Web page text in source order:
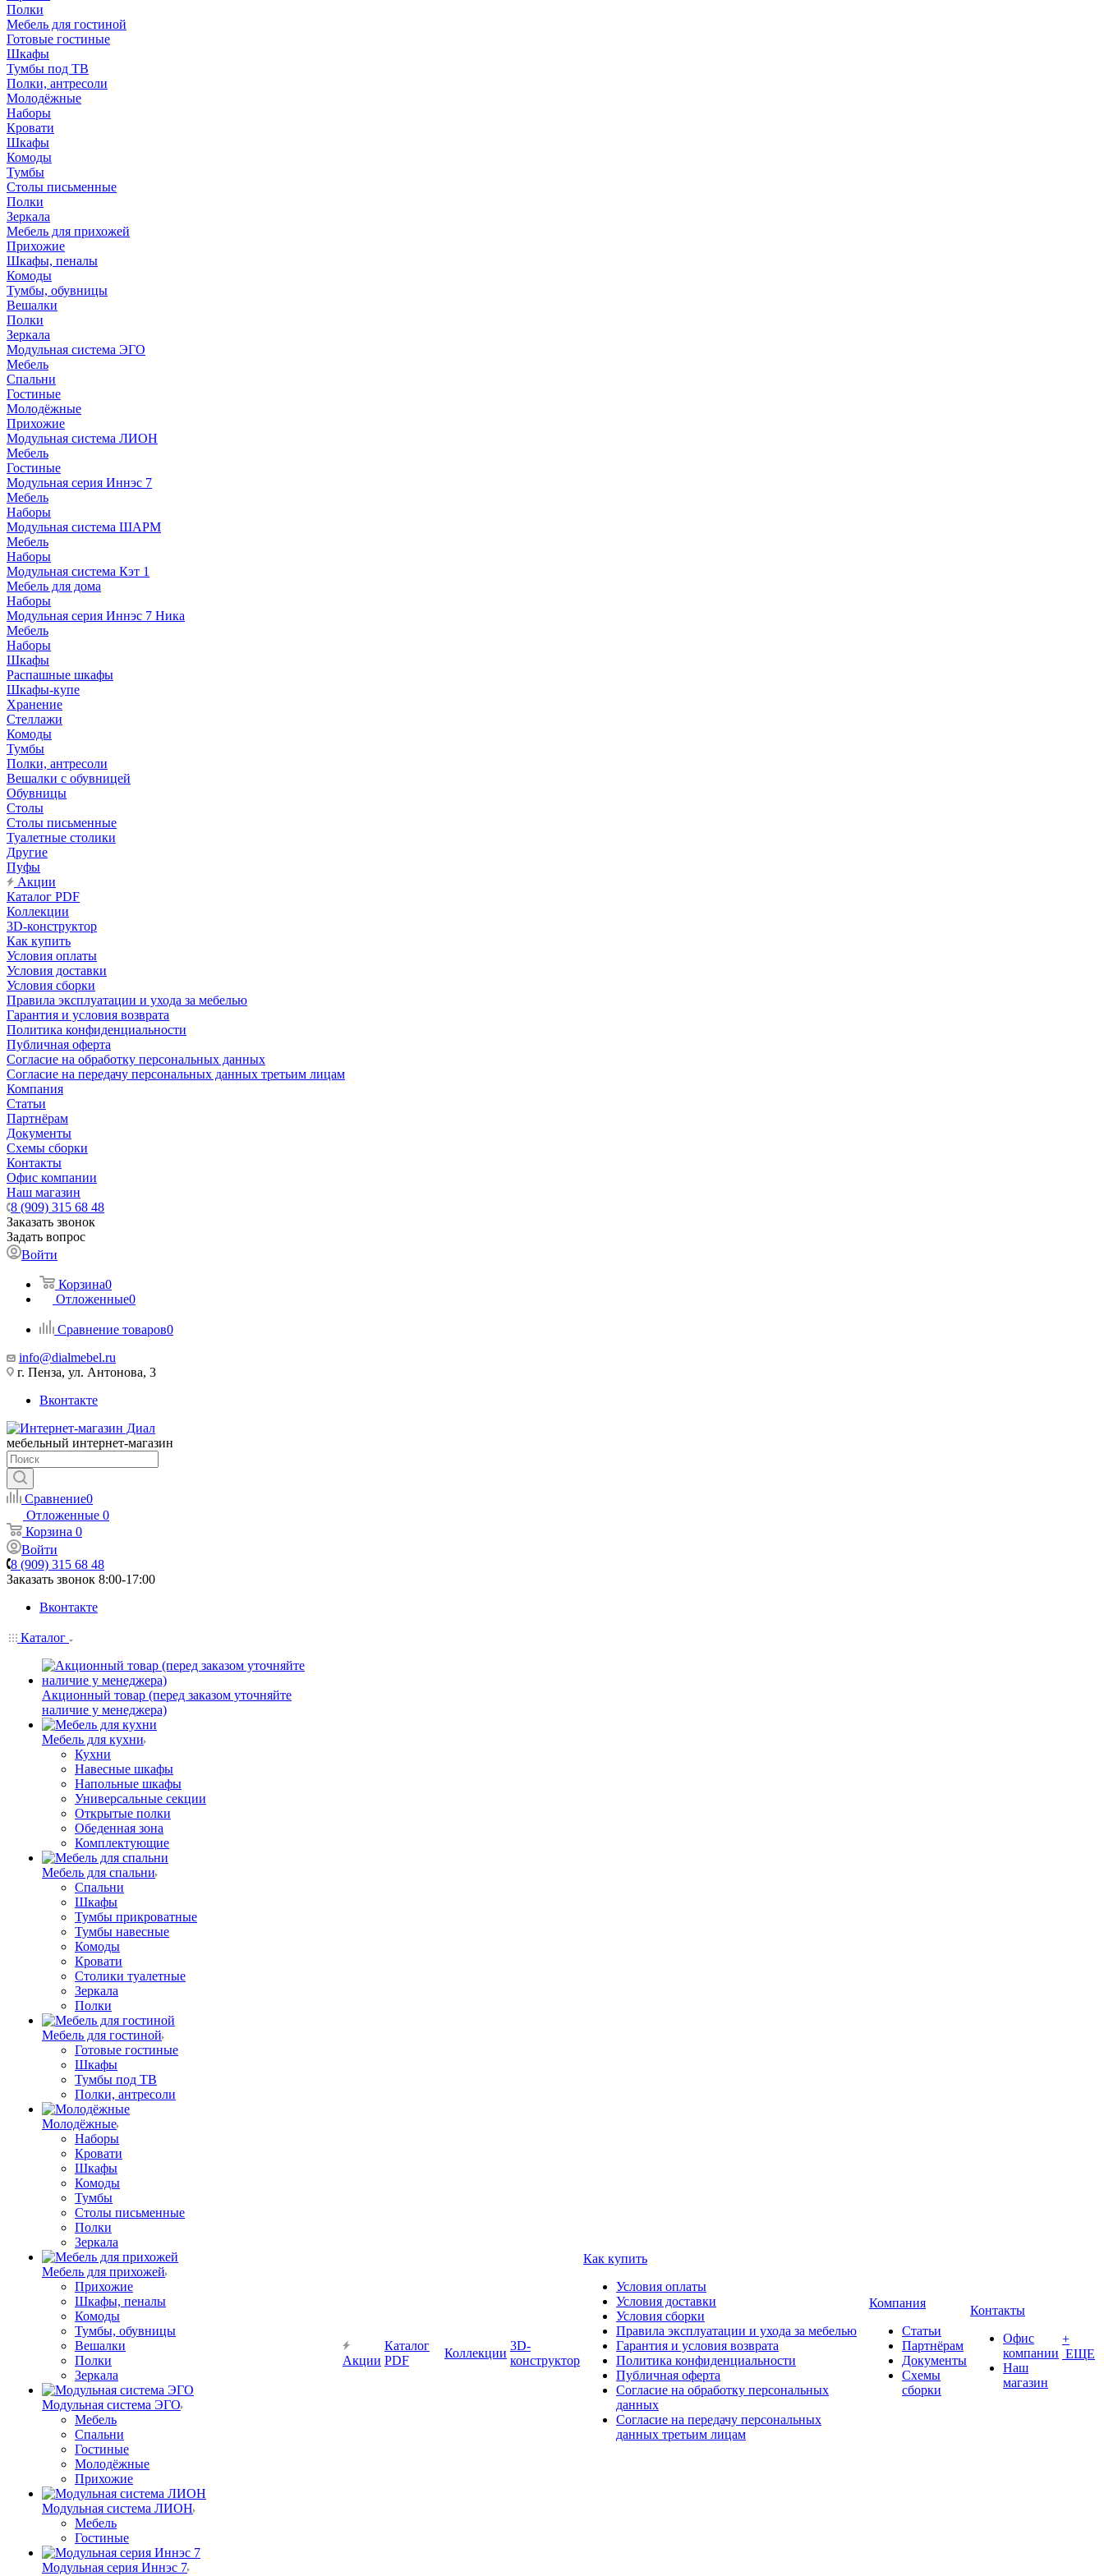
Полки
Мебель для гостиной
Готовые гостиные
Шкафы
Тумбы под ТВ
Полки, антресоли
Молодёжные
Наборы
Кровати
Шкафы
Комоды
Тумбы
Столы письменные
Полки
Зеркала
Мебель для прихожей
Прихожие
Шкафы, пеналы
Комоды
Тумбы, обувницы
Вешалки
Полки
Зеркала
Модульная система ЭГО
Мебель
Спальни
Гостиные
Молодёжные
Прихожие
Модульная система ЛИОН
Мебель
Гостиные
Модульная серия Иннэс 7
Мебель
Наборы
Модульная система ШАРМ
Мебель
Наборы
Модульная система Кэт 1
Мебель для дома
Наборы
Модульная серия Иннэс 7 Ника
Мебель
Наборы
Шкафы
Распашные шкафы
Шкафы-купе
Хранение
Стеллажи
Комоды
Тумбы
Полки, антресоли
Вешалки с обувницей
Обувницы
Столы
Столы письменные
Туалетные столики
Другие
Пуфы
Акции
Каталог PDF
Коллекции
3D-конструктор
Как купить
Условия оплаты
Условия доставки
Условия сборки
Правила эксплуатации и ухода за мебелью
Гарантия и условия возврата
Политика конфиденциальности
Публичная оферта
Согласие на обработку персональных данных
Согласие на передачу персональных данных третьим лицам
Компания
Статьи
Партнёрам
Документы
Схемы сборки
Контакты
Офис компании
Наш магазин
8 (909) 315 68 48
Заказать звонок
Задать вопрос
Войти
Корзина0
Отложенные0
Сравнение товаров0
info@dialmebel.ru
г. Пенза, ул. Антонова, 3
Вконтакте
мебельный интернет-магазин
Сравнение0
Отложенные 0
Корзина 0
Войти
8 (909) 315 68 48
Заказать звонок 8:00-17:00
Вконтакте
Каталог
Акционный товар (перед заказом уточняйте
наличие у менеджера)
Мебель для кухни
Кухни
Навесные шкафы
Напольные шкафы
Универсальные секции
Открытые полки
Обеденная зона
Комплектующие
Мебель для спальни
Спальни
Шкафы
Тумбы прикроватные
Тумбы навесные
Комоды
Кровати
Столики туалетные
Зеркала
Полки
Мебель для гостиной
Готовые гостиные
Шкафы
Тумбы под ТВ
Полки, антресоли
Молодёжные
Наборы
Кровати
Шкафы
Комоды
Тумбы
Столы письменные
Полки
Зеркала
Мебель для прихожей
Прихожие
Шкафы, пеналы
Комоды
Тумбы, обувницы
Вешалки
Полки
Зеркала
Модульная система ЭГО
Мебель
Спальни
Гостиные
Молодёжные
Прихожие
Модульная система ЛИОН
Мебель
Гостиные
Модульная серия Иннэс 7
Акции
Каталог
PDF
Коллекции
3D-
конструктор
Как купить
Условия оплаты
Условия доставки
Условия сборки
Правила эксплуатации и ухода за мебелью
Гарантия и условия возврата
Политика конфиденциальности
Публичная оферта
Согласие на обработку персональных
данных
Согласие на передачу персональных
данных третьим лицам
Компания
Статьи
Партнёрам
Документы
Схемы
сборки
Контакты
Офис
компании
Наш
магазин
+
ЕЩЕ